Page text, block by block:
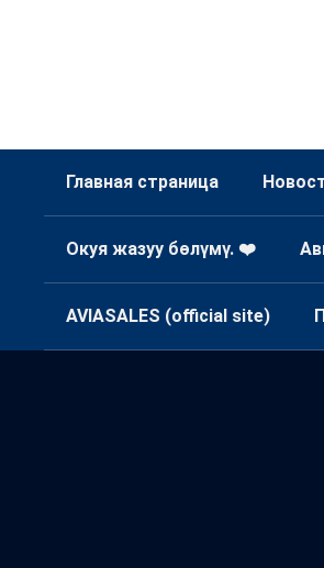
Главная страница
Окуя жазуу бөлүмү. ❤️
AVIASALES (official site)